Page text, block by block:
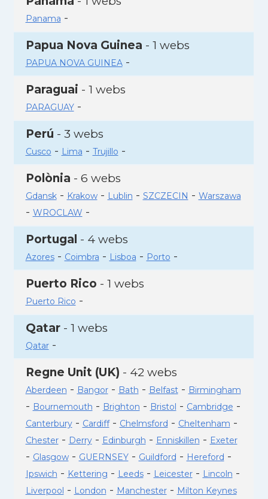
Panama -
Papua Nova Guinea - 1 webs
PAPUA NOVA GUINEA-
Paraguai - 1 webs
PARAGUAY-
Perú - 3 webs
Cusco - Lima - Trujillo -
Polònia - 6 webs
Gdansk- Krakow- Lublin - SZCZECIN - Warszawa
- WROCLAW -
Portugal - 4 webs
Azores- Coimbra - Lisboa - Porto -
Puerto Rico - 1 webs
Puerto Rico -
Qatar- 1 webs
Qatar-
Regne Unit (UK) - 42 webs
Aberdeen - Bangor- Bath - Belfast- Birmingham
- Bournemouth - Brighton - Bristol - Cambridge -
Canterbury- Cardiff- Chelmsford - Cheltenham -
Chester- Derry- Edinburgh - Enniskillen - Exeter
- Glasgow- GUERNSEY- Guildford - Hereford -
Ipswich - Kettering - Leeds- Leicester- Lincoln -
Liverpool - London - Manchester- Milton Keynes